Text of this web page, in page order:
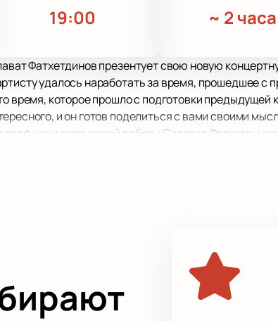
19:00 ~ 2 часа
Фатхетдинов презентует свою новую
удалось наработать за время, прошедшее с
время, которое прошло с подготовки
и он готов поделиться с вами своими
и творческой работы Салават
человека.